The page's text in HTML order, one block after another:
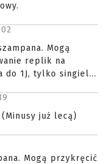
Mogą
replik na
do 1J, tylko singiel...
już lecą)
Mogą przykręcić